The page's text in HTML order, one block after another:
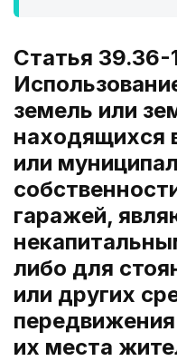
Статья
земель или
находящихся
или
гаражей,
либо для
или других
их места